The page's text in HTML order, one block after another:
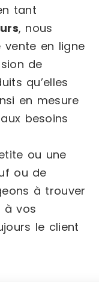
tant
, nous
vente en ligne
de
qu’elles
en mesure
besoins
ou une
ou de
à trouver
à vos
le client